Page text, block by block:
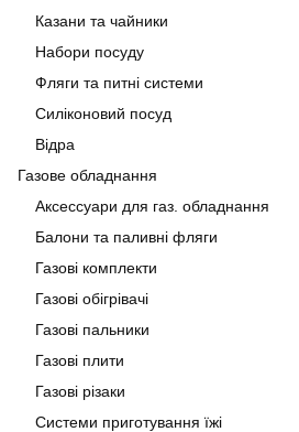
Казани та чайники
Набори посуду
Фляги та питні системи
Силіконовий посуд
Відра
Газове обладнання
Аксессуари для газ. обладнання
Балони та паливні фляги
Газові комплекти
Газові обігрівачі
Газові пальники
Газові плити
Газові різаки
Системи приготування їжі